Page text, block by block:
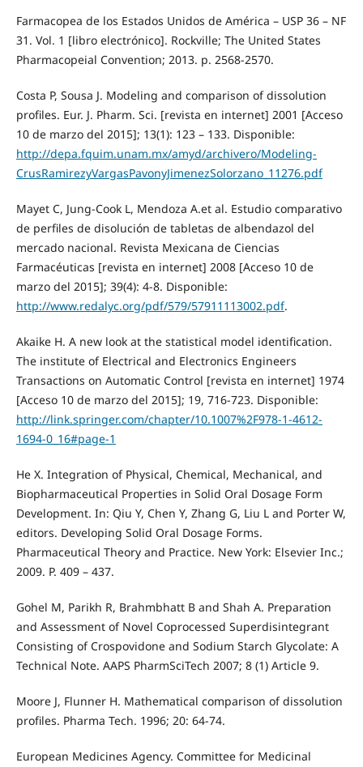
Farmacopea de los Estados Unidos de América – USP 36 – NF
31. Vol. 1 [libro electrónico]. Rockville; The United States
Pharmacopeial Convention; 2013. p. 2568-2570.
Costa P, Sousa J. Modeling and comparison of dissolution
profiles. Eur. J. Pharm. Sci. [revista en internet] 2001 [Acceso
10 de marzo del 2015]; 13(1): 123 – 133. Disponible:
http://depa.fquim.unam.mx/amyd/archivero/Modeling-
CrusRamirezyVargasPavonyJimenezSolorzano_11276.pdf
Mayet C, Jung-Cook L, Mendoza A.et al. Estudio comparativo
de perfiles de disolución de tabletas de albendazol del
mercado nacional. Revista Mexicana de Ciencias
Farmacéuticas [revista en internet] 2008 [Acceso 10 de
marzo del 2015]; 39(4): 4-8. Disponible:
http://www.redalyc.org/pdf/579/57911113002.pdf.
Akaike H. A new look at the statistical model identification.
The institute of Electrical and Electronics Engineers
Transactions on Automatic Control [revista en internet] 1974
[Acceso 10 de marzo del 2015]; 19, 716-723. Disponible:
http://link.springer.com/chapter/10.1007%2F978-1-4612-
1694-0_16#page-1
He X. Integration of Physical, Chemical, Mechanical, and
Biopharmaceutical Properties in Solid Oral Dosage Form
Development. In: Qiu Y, Chen Y, Zhang G, Liu L and Porter W,
editors. Developing Solid Oral Dosage Forms.
Pharmaceutical Theory and Practice. New York: Elsevier Inc.;
2009. P. 409 – 437.
Gohel M, Parikh R, Brahmbhatt B and Shah A. Preparation
and Assessment of Novel Coprocessed Superdisintegrant
Consisting of Crospovidone and Sodium Starch Glycolate: A
Technical Note. AAPS PharmSciTech 2007; 8 (1) Article 9.
Moore J, Flunner H. Mathematical comparison of dissolution
profiles. Pharma Tech. 1996; 20: 64-74.
European Medicines Agency. Committee for Medicinal